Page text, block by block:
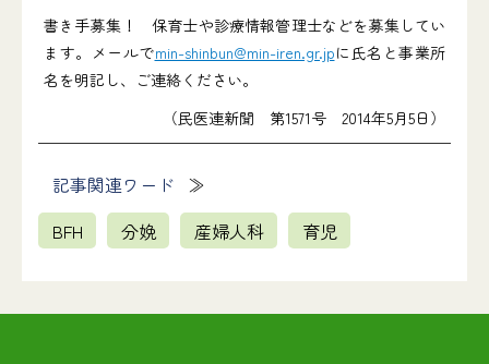
書き手募集！ 保育士や診療情報管理士などを募集してい
ます。メールでmin-shinbun@min-iren.gr.jpに氏名と事業所
名を明記し、ご連絡ください。
（民医連新聞 第1571号 2014年5月5日）
記事関連ワード
BFH
分娩 産婦人科 育児